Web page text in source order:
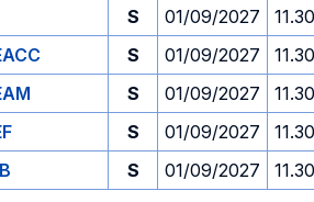
S 01/09/2027 11.30
S 01/09/2027 11.30
S 01/09/2027 11.30
S 01/09/2027 11.30
S 01/09/2027 11.30